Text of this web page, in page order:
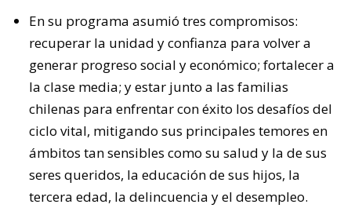
En su programa asumió tres compromisos:
recuperar la unidad y confianza para volver a
generar progreso social y económico; fortalecer a
la clase media; y estar junto a las familias
chilenas para enfrentar con éxito los desafíos del
ciclo vital, mitigando sus principales temores en
ámbitos tan sensibles como su salud y la de sus
seres queridos, la educación de sus hijos, la
tercera edad, la delincuencia y el desempleo.